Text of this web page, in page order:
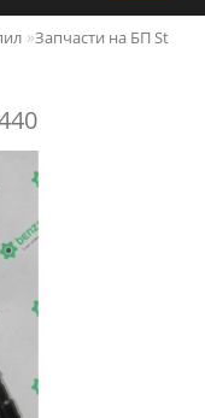
Запчасти на БП St